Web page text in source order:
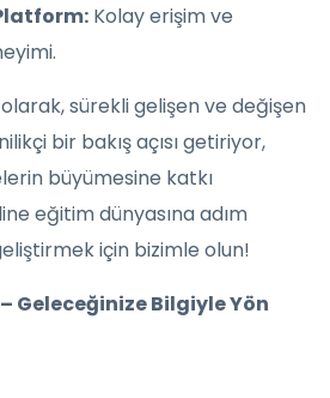
Kolay erişim ve
olarak, sürekli gelişen ve değişen
bir bakış açısı getiriyor,
büyümesine katkı
eğitim dünyasına adım
için bizimle olun!
Geleceğinize Bilgiyle Yön